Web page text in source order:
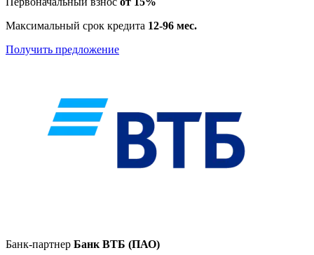
Максимальный срок кредита 12-96 мес.
Получить предложение
Банк-партнер Банк ВТБ (ПАО)